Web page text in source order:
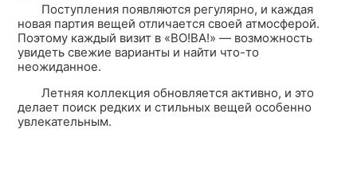
Поступления появляются регулярно, и каждая
новая партия вещей отличается своей атмосферой.
Поэтому каждый визит в «ВО!ВА!» — возможность
увидеть свежие варианты и найти что-то
неожиданное.
Летняя коллекция обновляется активно, и это
делает поиск редких и стильных вещей особенно
увлекательным.